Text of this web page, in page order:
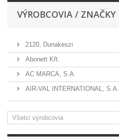
VÝROBCOVIA / ZNAČKY
2120, Dunakeszi
Abonett Kft.
AC MARCA, S.A.
AIR-VAL INTERNATIONAL, S.A.